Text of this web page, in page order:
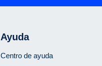
Ayuda
Centro de ayuda